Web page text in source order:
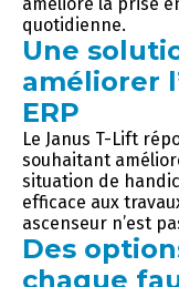
quotidienne.
Une
améliorer
ERP
Le Janus T-Lift
souhaitant
situation de
efficace aux
ascenseur n’est
Des
chaque